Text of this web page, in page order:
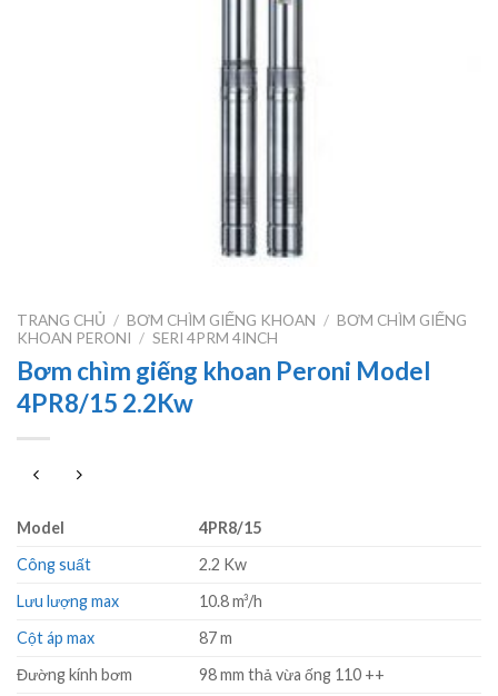
TRANG CHỦ / BƠM CHÌM GIẾNG KHOAN / BƠM CHÌM GIẾNG
KHOAN PERONI / SERI 4PRM 4INCH
Bơm chìm giếng khoan Peroni Model
4PR8/15 2.2Kw
Model
4PR8/15
Công suất
2.2 Kw
Lưu lượng max
10.8 m³/h
Cột áp max
87 m
Đường kính bơm
98 mm thả vừa ống 110 ++